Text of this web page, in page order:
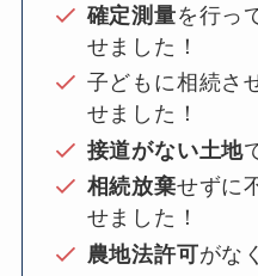
確定測量を行っ
せました！
子どもに相続さ
せました！
接道がない土地
相続放棄せずに
せました！
農地法許可がな